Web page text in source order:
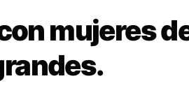
mujeres